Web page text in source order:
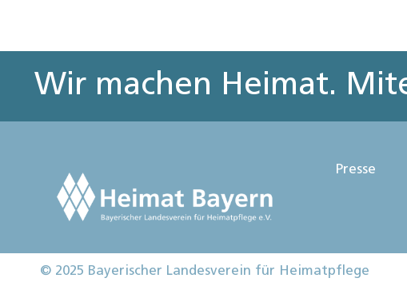
Wir machen Heimat.
Presse
© 2025 Bayerischer Landesverein für Heimatpflege